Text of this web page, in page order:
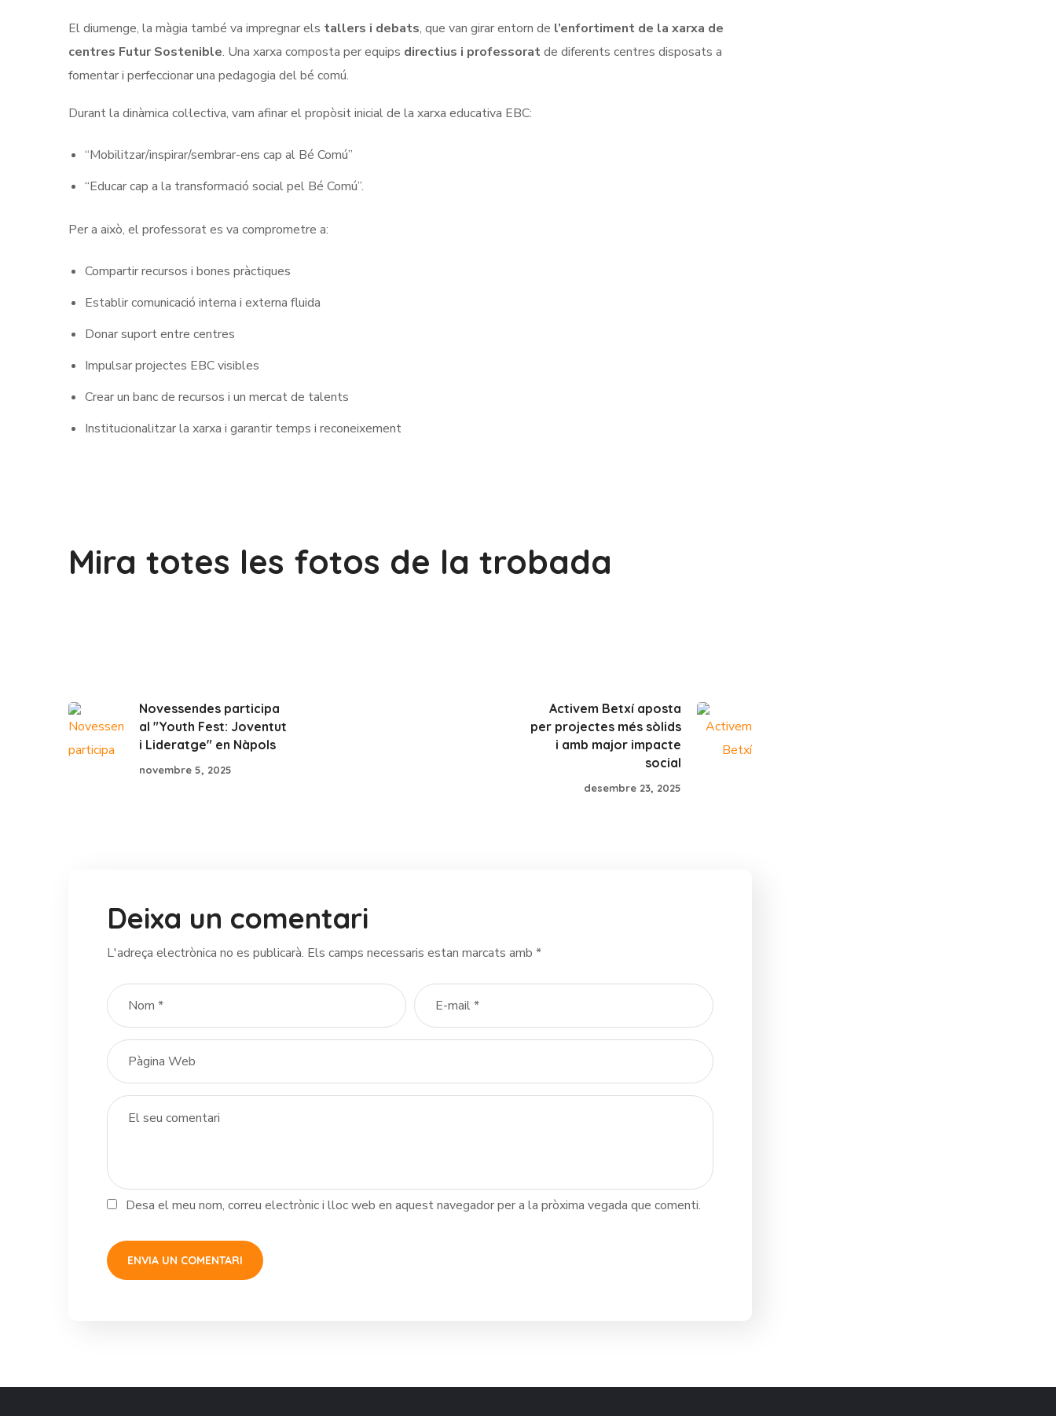
El diumenge, la màgia també va impregnar els tallers i debats, que van girar entorn de l’enfortiment de la xarxa de
centres Futur Sostenible. Una xarxa composta per equips directius i professoratde diferents centres disposats a
fomentar i perfeccionar una pedagogia del bé comú.
Durant la dinàmica col·lectiva, vam afinar el propòsit inicial de la xarxa educativa EBC:
“Mobilitzar/inspirar/sembrar-ens cap al Bé Comú”
“Educar cap a la transformació social pel Bé Comú”.
Per a això, el professorat es va comprometre a:
Compartir recursos i bones pràctiques
Establir comunicació interna i externa fluida
Donar suport entre centres
Impulsar projectes EBC visibles
Crear un banc de recursos i un mercat de talents
Institucionalitzar la xarxa i garantir temps i reconeixement
Mira totes les fotos de la trobada
Novessendes participa
al "Youth Fest: Joventut
i Lideratge" en Nàpols
novembre 5, 2025
Activem Betxí aposta
per projectes més sòlids
i amb major impacte
social
desembre 23, 2025
Deixa un comentari
L'adreça electrònica no es publicarà. Els camps necessaris estan marcats amb *
Desa el meu nom, correu electrònic i lloc web en aquest navegador per a la pròxima vegada que comenti.